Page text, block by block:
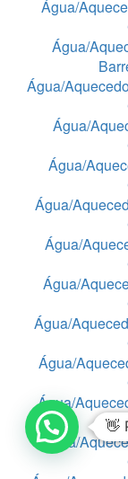
Água/
Água/
Água/
Água/
Água/
Água/
Água/
Água/
Água/
Água/
Água/
Água/
👋